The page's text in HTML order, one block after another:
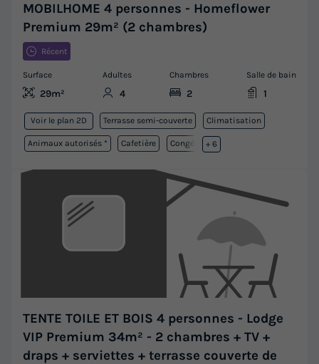
MOBILHOME 4 personnes - Homeflower
Premium 29m² (2 chambres)
Récent
Surface
29m²
Adultes
4
Chambres
2
Salle de bain
1
Voir le plan 2D Terrasse semi-couverte Climatisation
Animaux autorisés * Cafetière Congélateur
+ 6
TENTE TOILE ET BOIS 4 personnes - Lodge
VIP Premium 34m² - 2 chambres + TV +
draps + serviettes + terrasse couverte de